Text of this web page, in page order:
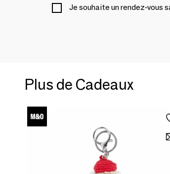
Je souhaite un rendez-vous
Plus de Cadeaux